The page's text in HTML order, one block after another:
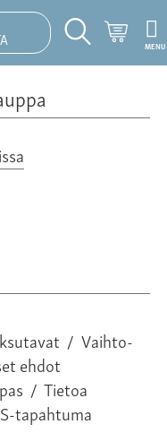
Hakutoiminto
MENU
/ Vaihto-
ehdot
/ Tietoa
tapahtuma